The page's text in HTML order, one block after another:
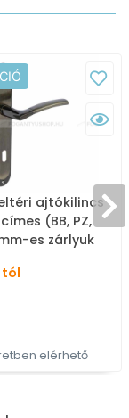
ajtókilincs
(BB, PZ,
es zárlyuk
tól
elérhető